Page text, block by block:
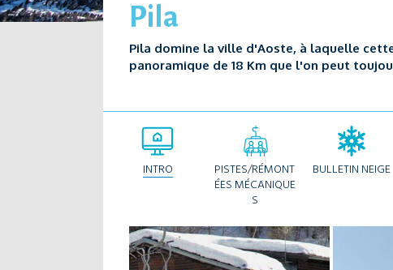
Pila
Pila domine la ville d'Aoste, à laquelle
panoramique de 18 Km que l'on peut
INTRO
PISTES/RÉMONT
ÉES MÉCANIQUE
S
BULLETIN NEIGE